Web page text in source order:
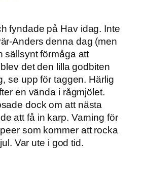
fyndade på Hav idag. Inte
Anders denna dag (men
sällsynt förmåga att
det den lilla godbiten
se upp för taggen. Härlig
en vända i rågmjölet.
dock om att nästa
att få in karp. Varning för
som kommer att rocka
Var ute i god tid.